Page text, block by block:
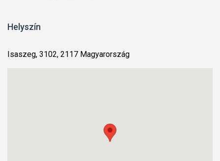
Helyszín
Isaszeg, 3102, 2117 Magyarország